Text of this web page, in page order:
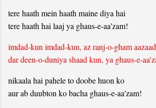
tere haath mein haath maine diya hai
tere haath hai laaj ya ghaus-e-aa'zam!
imdad-kun imdad-kun, az ranj-o-gham
dar deen-o-duniya shaad kun, ya ghaus-e-
nikaala hai pahele to doobe huon ko
aur ab duubton ko bacha ghaus-e-aa'zam!